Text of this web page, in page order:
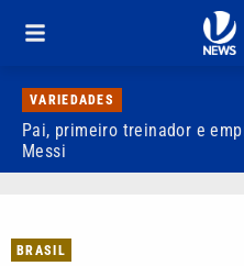
VARIEDADES
Pai, primeiro treinador e
Messi
BRASIL